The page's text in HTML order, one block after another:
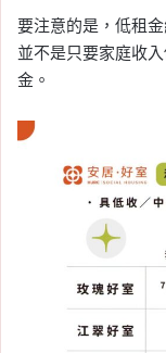
要注意的是，低租
並不是只要家庭收
金。